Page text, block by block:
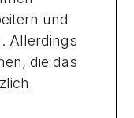
und
Allerdings
die das